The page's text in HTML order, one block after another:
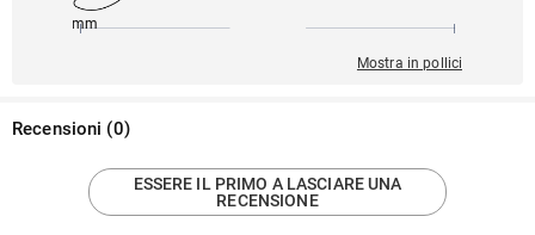
145mm
Mostra in pollici
Recensioni (0)
ESSERE IL PRIMO A LASCIARE UNA
RECENSIONE